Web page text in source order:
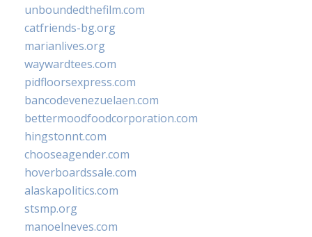
unboundedthefilm.com
catfriends-bg.org
marianlives.org
waywardtees.com
pidfloorsexpress.com
bancodevenezuelaen.com
bettermoodfoodcorporation.com
hingstonnt.com
chooseagender.com
hoverboardssale.com
alaskapolitics.com
stsmp.org
manoelneves.com